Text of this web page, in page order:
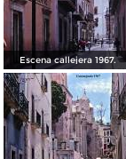
Escena callejera 1967.